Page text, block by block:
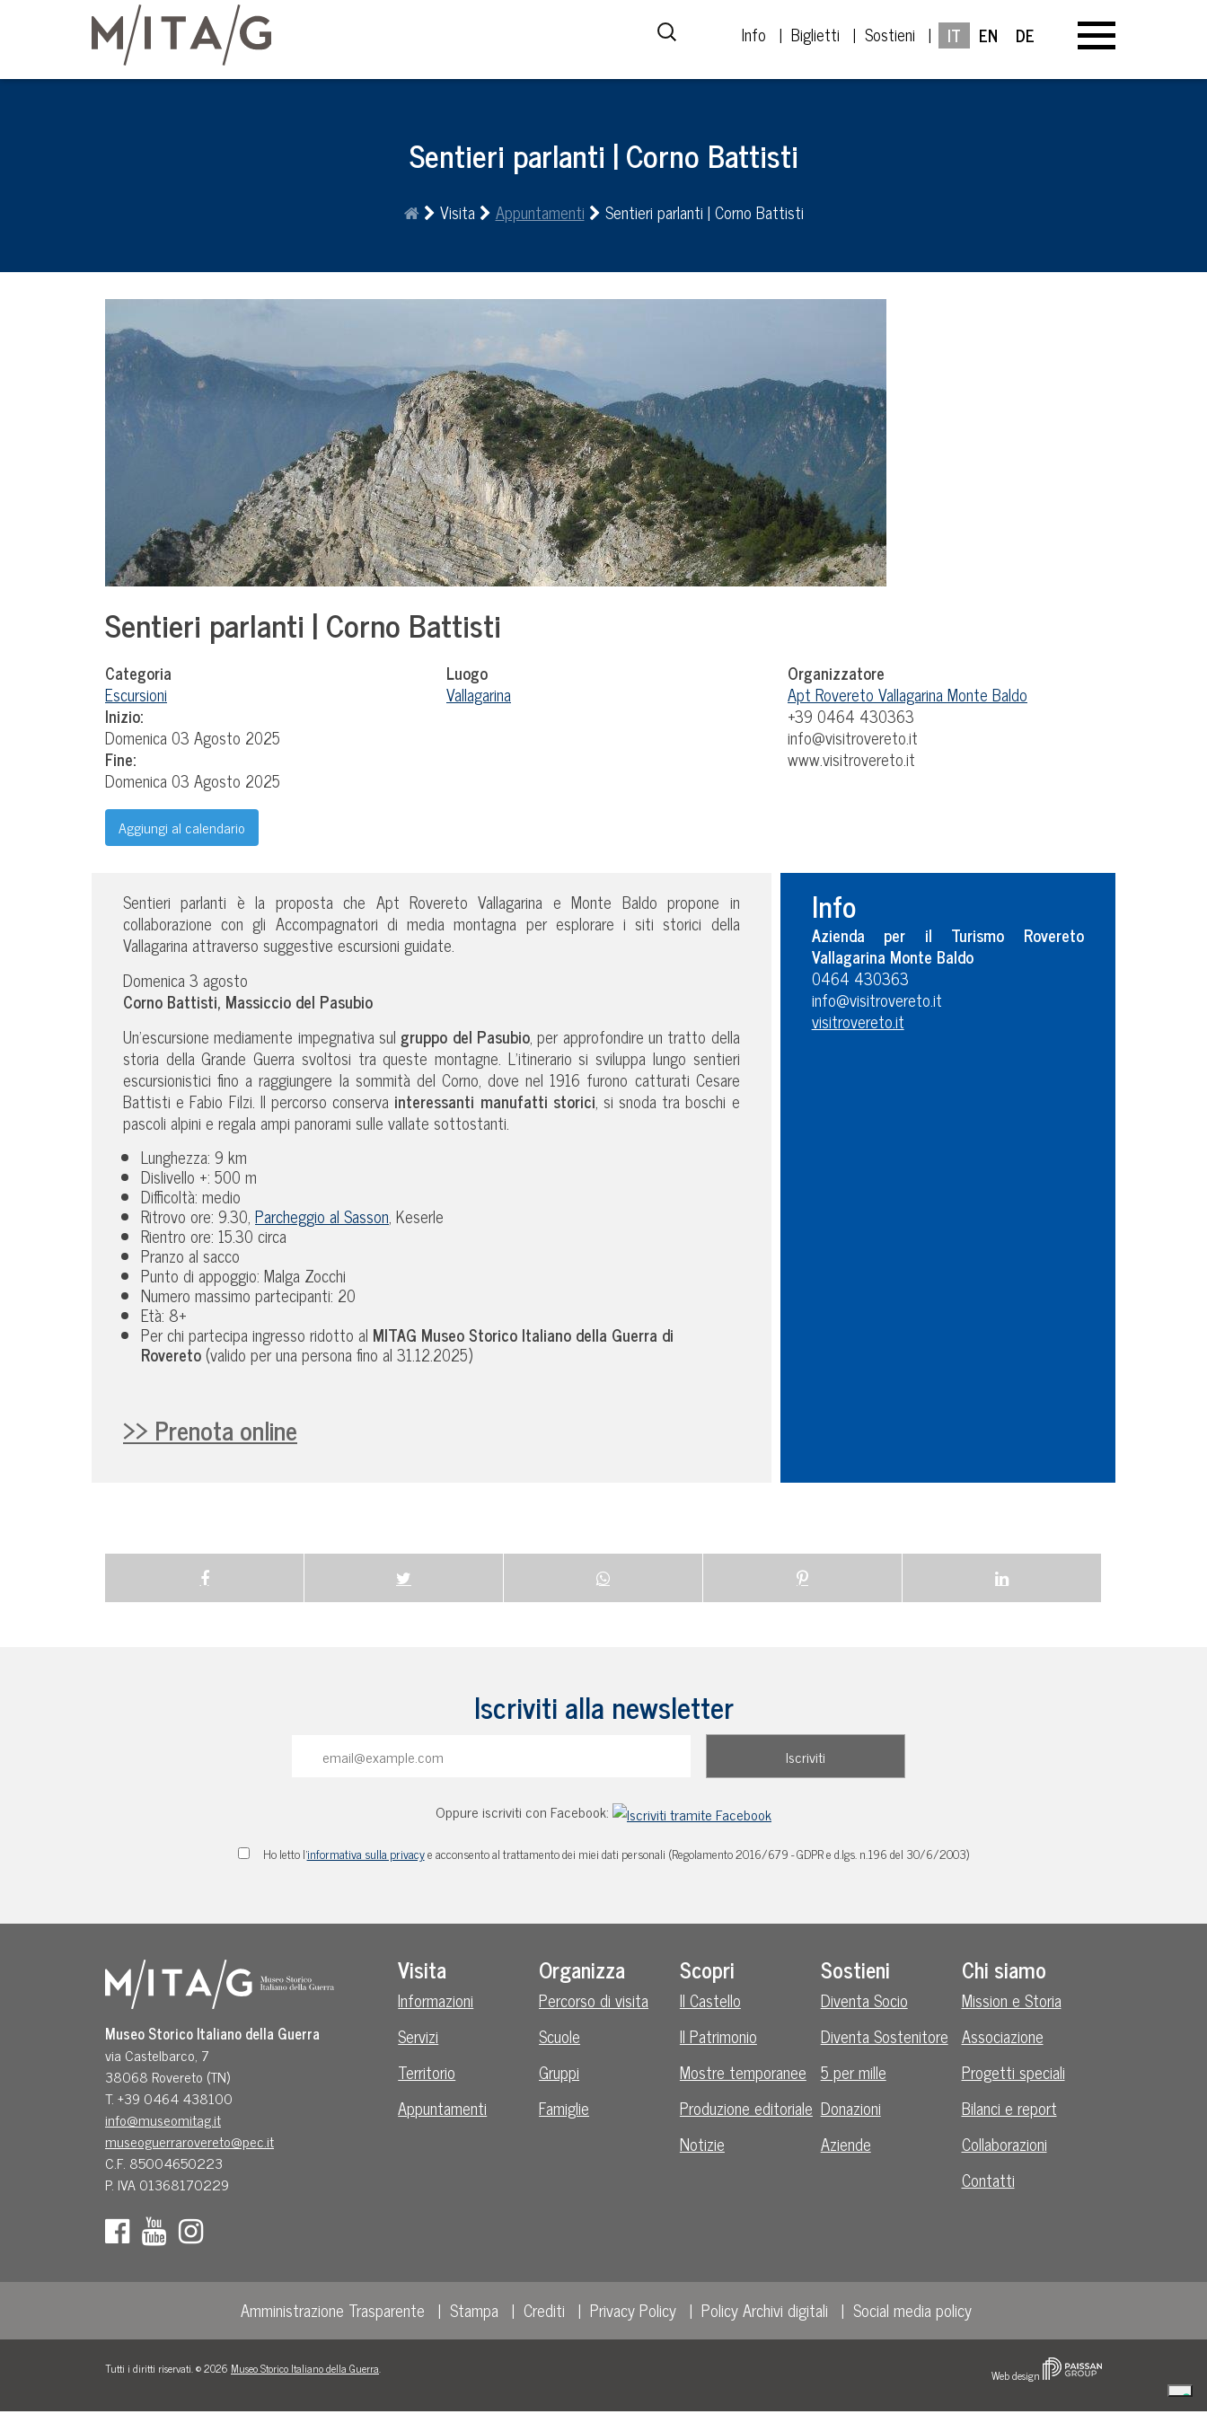
Info Biglietti Sostieni IT EN DE
Sentieri parlanti | Corno Battisti
Visita Appuntamenti Sentieri parlanti | Corno Battisti
Sentieri parlanti | Corno Battisti
Categoria
Escursioni
Inizio:
Domenica 03 Agosto 2025
Fine:
Domenica 03 Agosto 2025
Aggiungi al calendario
Luogo
Vallagarina
Organizzatore
Apt Rovereto Vallagarina Monte Baldo
+39 0464 430363
info@visitrovereto.it
www.visitrovereto.it
Sentieri parlanti è la proposta che Apt Rovereto Vallagarina e Monte Baldo propone in
collaborazione con gli Accompagnatori di media montagna per esplorare i siti storici della
Vallagarina attraverso suggestive escursioni guidate.
Domenica 3 agosto
Corno Battisti, Massiccio del Pasubio
Un’escursione mediamente impegnativa sulgruppo del Pasubio, per approfondire un tratto della
storia della Grande Guerra svoltosi tra queste montagne. L’itinerario si sviluppa lungo sentieri
escursionistici fino a raggiungere la sommità del Corno, dove nel 1916 furono catturati Cesare
Battisti e Fabio Filzi. Il percorso conserva interessanti manufatti storici, si snoda tra boschi e
pascoli alpini e regala ampi panorami sulle vallate sottostanti.
Lunghezza: 9 km
Dislivello +: 500 m
Difficoltà: medio
Ritrovo ore: 9.30, Parcheggio al Sasson, Keserle
Rientro ore: 15.30 circa
Pranzo al sacco
Punto di appoggio: Malga Zocchi
Numero massimo partecipanti: 20
Età: 8+
Per chi partecipa ingresso ridotto al MITAG Museo Storico Italiano della Guerra di
Rovereto(valido per una persona fino al 31.12.2025)
>> Prenota online
Info
Azienda per il Turismo Rovereto
Vallagarina Monte Baldo
0464 430363
info@visitrovereto.it
visitrovereto.it
Iscriviti alla newsletter
Oppure iscriviti con Facebook:
Ho letto l'informativa sulla privacye acconsento al trattamento dei miei dati personali (Regolamento 2016/679 - GDPR e d.lgs. n.196 del 30/6/2003)
Museo Storico Italiano della Guerra
via Castelbarco, 7
38068 Rovereto (TN)
T. +39 0464 438100
info@museomitag.it
museoguerrarovereto@pec.it
C.F. 85004650223
P. IVA 01368170229
Visita
Informazioni
Servizi
Territorio
Appuntamenti
Organizza
Percorso di visita
Scuole
Gruppi
Famiglie
Scopri
Il Castello
Il Patrimonio
Mostre temporanee
Produzione editoriale
Notizie
Sostieni
Diventa Socio
Diventa Sostenitore
5 per mille
Donazioni
Aziende
Chi siamo
Mission e Storia
Associazione
Progetti speciali
Bilanci e report
Collaborazioni
Contatti
Amministrazione Trasparente Stampa Crediti Privacy Policy Policy Archivi digitali Social media policy
Tutti i diritti riservati. © 2026 Museo Storico Italiano della Guerra. Web design